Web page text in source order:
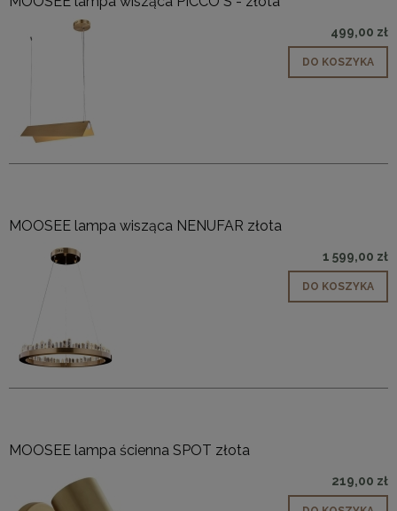
499,00 zł
DO KOSZYKA
MOOSEE lampa wisząca NENUFAR złota
1 599,00 zł
DO KOSZYKA
MOOSEE lampa ścienna SPOT złota
219,00 zł